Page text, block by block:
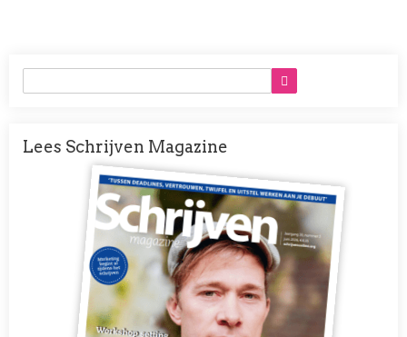
Lees Schrijven Magazine
Afbeelding